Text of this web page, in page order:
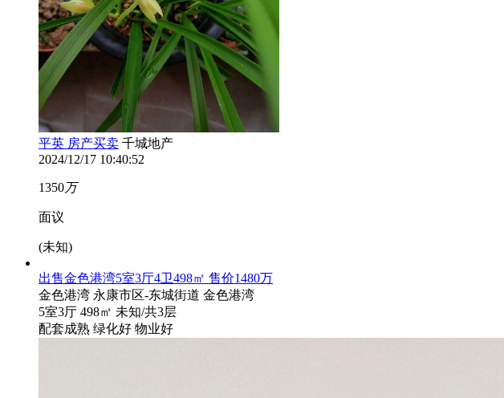
平英 房产买卖 千城地产
2024/12/17 10:40:52
1350万
面议
(未知)
出售金色港湾5室3厅4卫498㎡ 售价1480万
金色港湾 永康市区-东城街道 金色港湾
5室3厅 498㎡ 未知/共3层
配套成熟 绿化好 物业好